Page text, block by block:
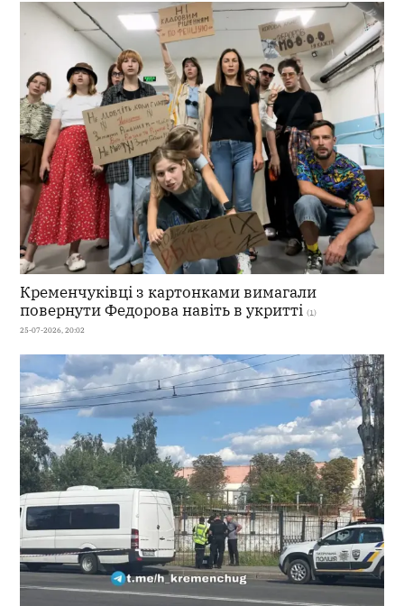
Кременчуківці з картонками вимагали
повернути Федорова навіть в укритті (1)
25-07-2026, 20:02